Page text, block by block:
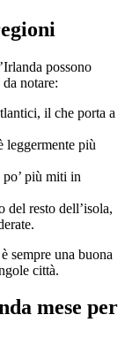
possono
notare:
il che porta a
leggermente più
po’ più miti in
resto dell’isola,
sempre una buona
città.
mese per